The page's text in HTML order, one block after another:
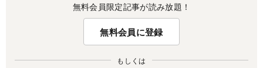
無料会員限定記事が読み放題！
無料会員に登録
もしくは